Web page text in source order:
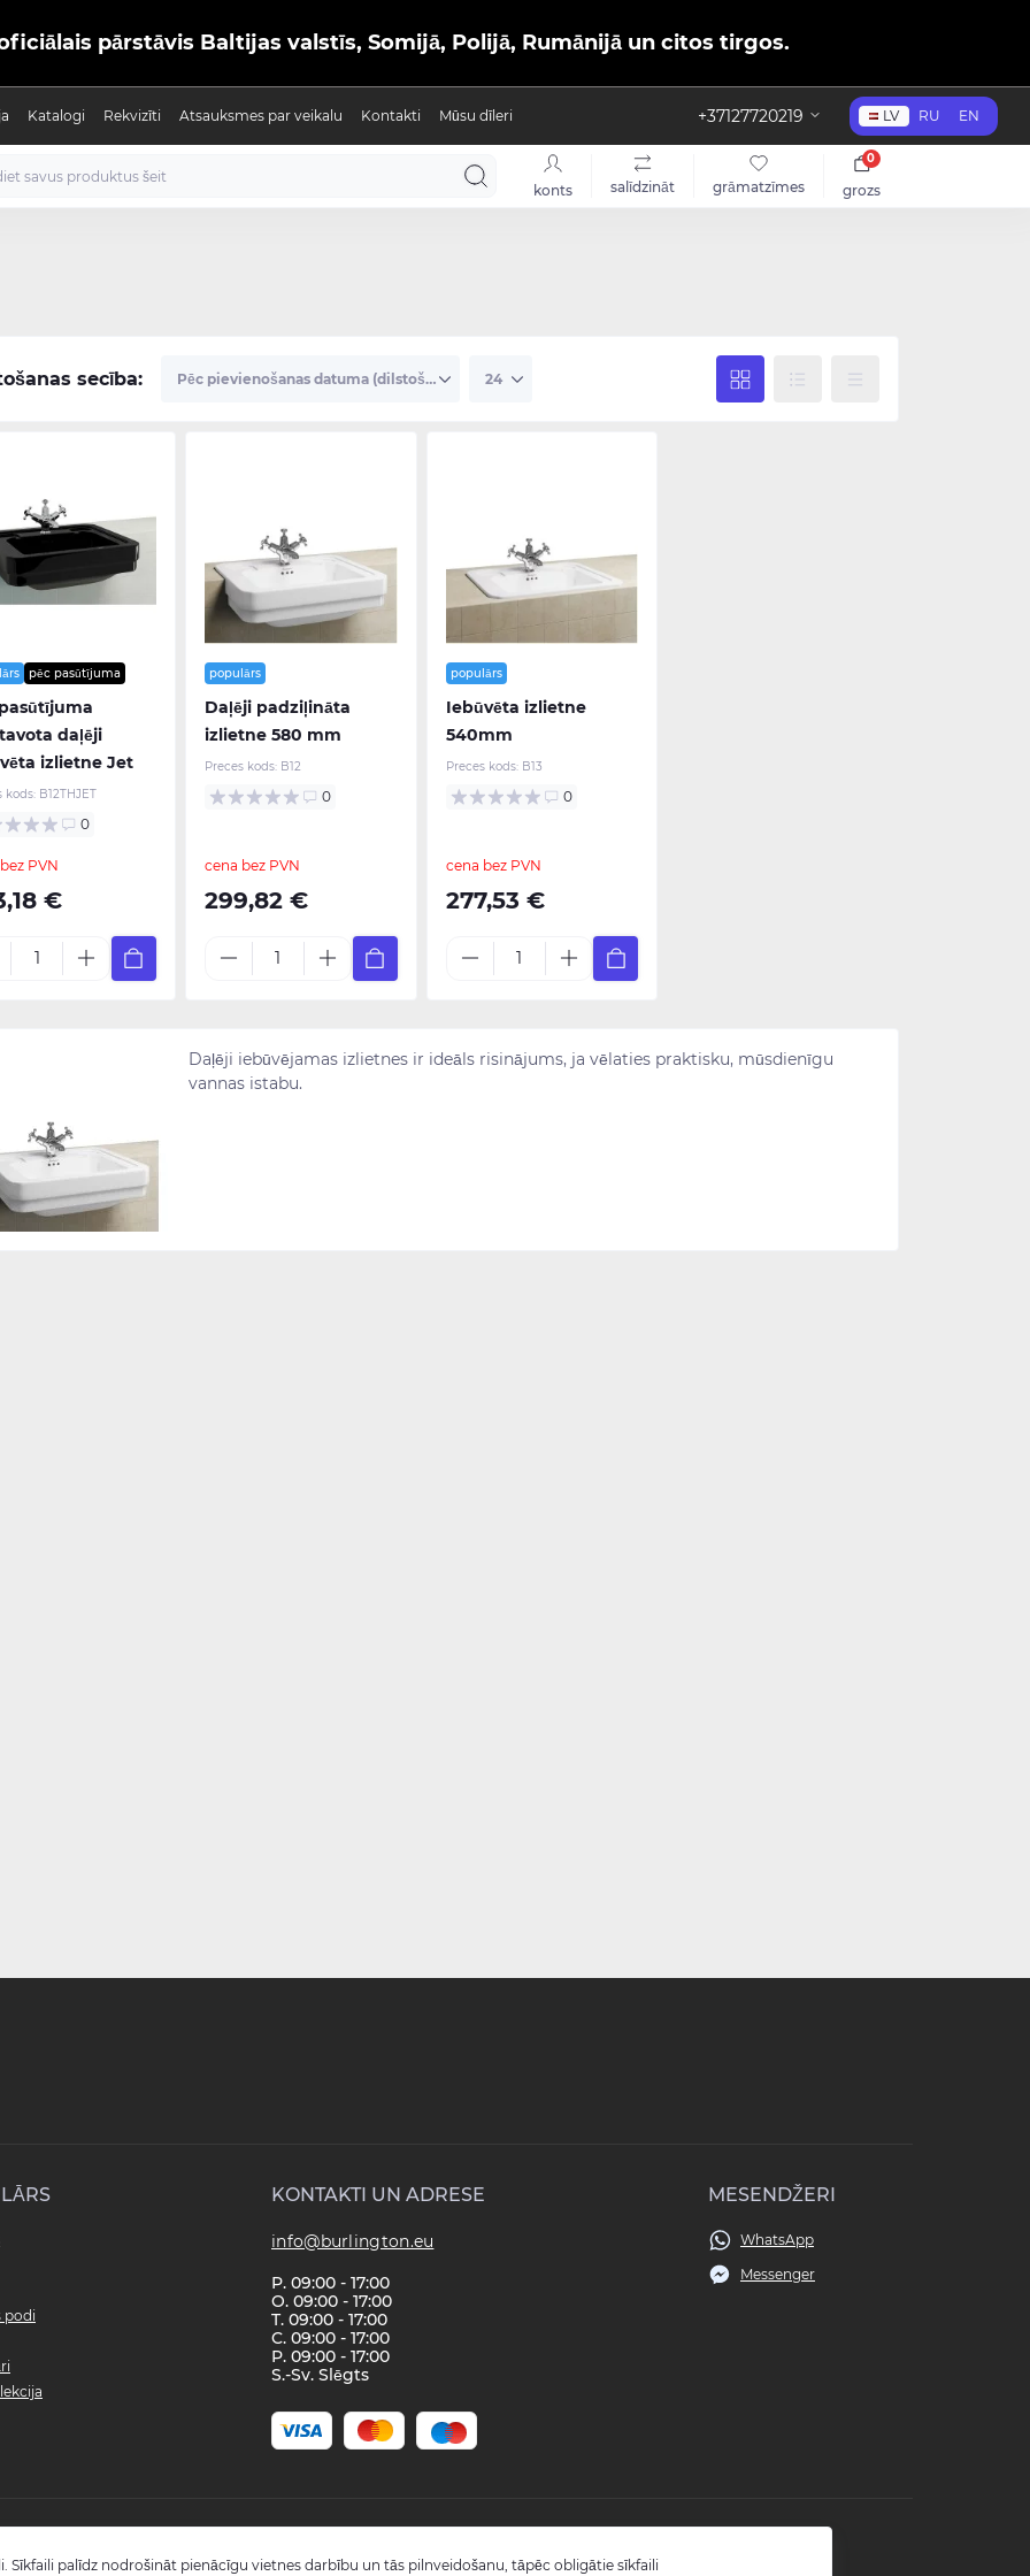
pārstāvis Baltijas valstīs, Somijā, Polijā, Rumānijā un citos tirgos.
Katalogi Rekvizīti Atsauksmes par veikalu Kontakti Mūsu dīleri +37127720219 LV RU EN
konts salīdzināt grāmatzīmes grozs
0
secība:
pēc pasūtījuma
daļēji
izlietne Jet
kods: B12THJET
0
PVN
€
populārs
Daļēji padziļināta
izlietne 580 mm
Preces kods: B12
0
cena bez PVN
299,82 €
populārs
Iebūvēta izlietne
540mm
Preces kods: B13
0
cena bez PVN
277,53 €
Daļēji iebūvējamas izlietnes ir ideāls risinājums, ja vēlaties praktisku, mūsdienīgu
vannas istabu.
podi
KONTAKTI UN ADRESE
info@burlington.eu
P. 09:00 - 17:00
O. 09:00 - 17:00
T. 09:00 - 17:00
C. 09:00 - 17:00
P. 09:00 - 17:00
S.-Sv. Slēgts
MESENDŽERI
WhatsApp
Messenger
Reģistrācijas numurs: 40003988866
Sīkfaili palīdz nodrošināt pienācīgu vietnes darbību un tās pilnveidošanu, tāpēc obligātie sīkfaili